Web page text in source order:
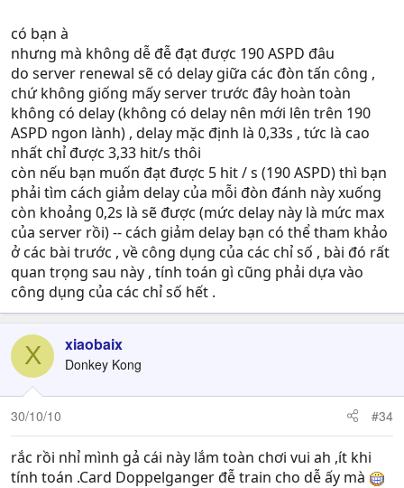
có bạn à
nhưng mà không dễ đễ đạt được 190 ASPD đâu
do server renewal sẽ có delay giữa các đòn tấn công ,
chứ không giống mấy server trước đây hoàn toàn
không có delay (không có delay nên mới lên trên 190
ASPD ngon lành) , delay mặc định là 0,33s , tức là cao
nhất chỉ được 3,33 hit/s thôi
còn nếu bạn muốn đạt được 5 hit / s (190 ASPD) thì bạn
phải tìm cách giảm delay của mỗi đòn đánh này xuống
còn khoảng 0,2s là sẽ được (mức delay này là mức max
của server rồi) -- cách giảm delay bạn có thể tham khảo
ở các bài trước , về công dụng của các chỉ số , bài đó rất
quan trọng sau này , tính toán gì cũng phải dựa vào
công dụng của các chỉ số hết .
X xiaobaix
Donkey Kong
30/10/10 #34
rắc rồi nhỉ mình gả cái này lắm toàn chơi vui ah ,ít khi
tính toán .Card Doppelganger đễ train cho dễ ấy mà